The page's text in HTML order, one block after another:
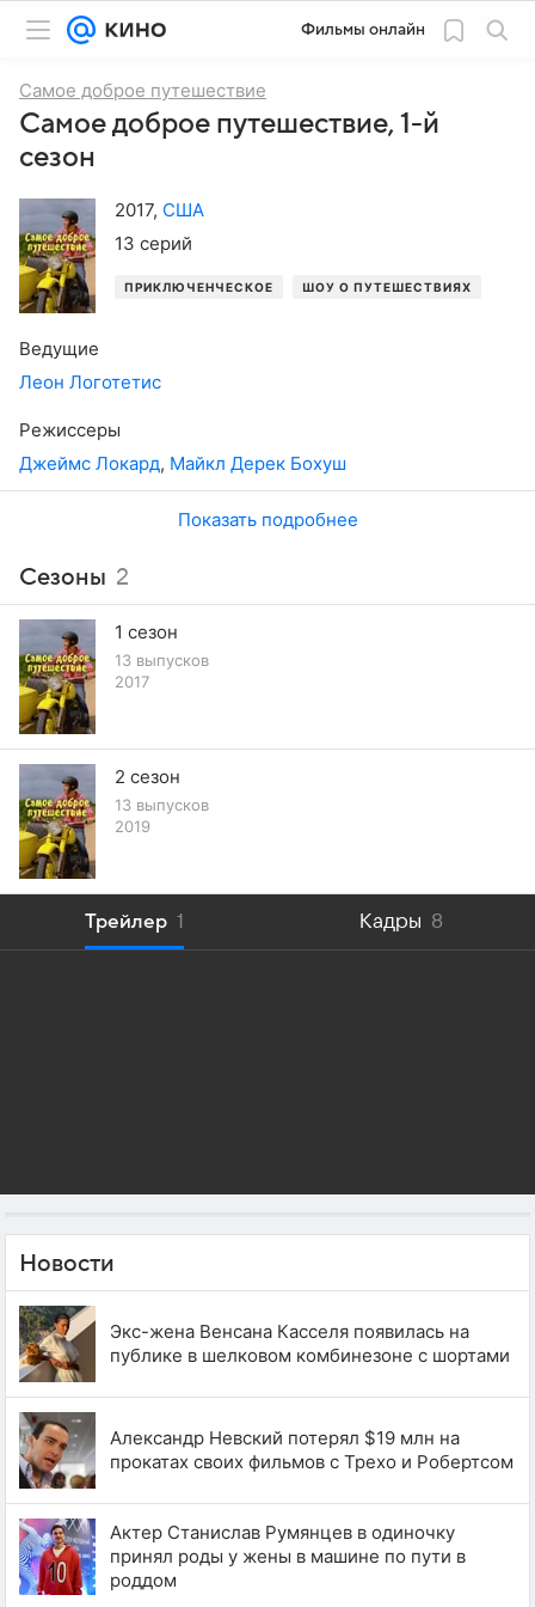
Фильмы онлайн
Самое доброе путешествие
Самое доброе путешествие, 1-й
сезон
2017, США
13 серий
ПРИКЛЮЧЕНЧЕСКОЕ ШОУ О ПУТЕШЕСТВИЯХ
Ведущие
Леон Логотетис
Режиссеры
Джеймс Локард, Майкл Дерек Бохуш
Показать подробнее
Сезоны 2
1 сезон
13 выпусков
2017
2 сезон
13 выпусков
2019
Трейлер 1 Кадры 8
Новости
Экс-жена Венсана Касселя появилась на
публике в шелковом комбинезоне с шортами
Александр Невский потерял $19 млн на
прокатах своих фильмов с Трехо и Робертсом
Актер Станислав Румянцев в одиночку
принял роды у жены в машине по пути в
роддом